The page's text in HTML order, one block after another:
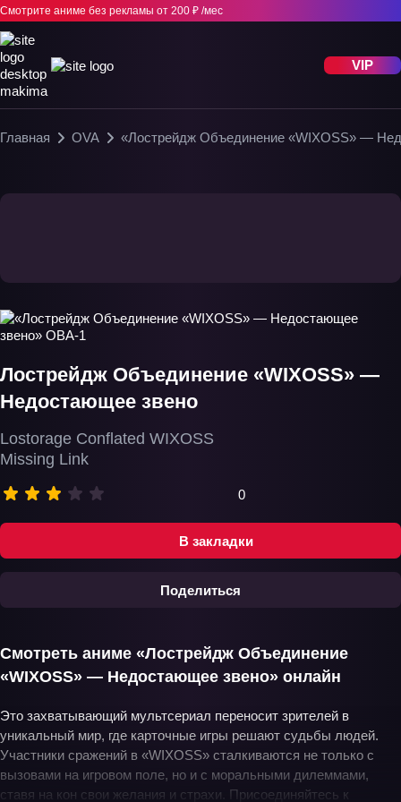
Смотрите аниме без рекламы от 200 ₽ /мес
VIP
Главная OVA «Лострейдж Объединение «WIXOSS» —
В закладки
Поделиться
Лострейдж Объединение «WIXOSS» —
Недостающее звено
Lostorage Conflated WIXOSS
Missing Link
0
Смотреть аниме «Лострейдж Объединение
«WIXOSS» — Недостающее звено» онлайн
Это захватывающий мультсериал переносит зрителей в
уникальный мир, где карточные игры решают судьбы людей.
Участники сражений в «WIXOSS» сталкиваются не только с
вызовами на игровом поле, но и с моральными дилеммами,
ставя на кон свои желания и страхи. Присоединяйтесь к